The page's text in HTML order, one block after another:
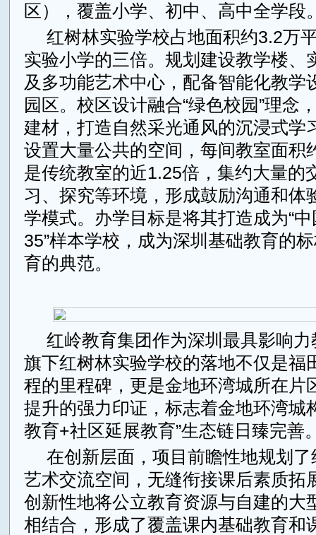
区），覆盖小学、初中、高中全学段
红树林实验学校占地面积约3.2万
实验小学的三倍。规划建设教学楼、
及多功能艺术中心，配备智能化教学
园区。校区设计融合“绿色校园”理念
建材，打造自然采光通风的沉浸式学
设置大量公共的空间，每间教室面积
是传统教室的近1.25倍，集约大量的
习、探究等环境，形成鼓励沟通和体
学模式。办学目标是将其打造成为“
35”样本学校，成为深圳基础教育的
育的典范。
红岭教育集团作为深圳最具影响
旗下红树林实验学校的落地不仅是福
程的里程碑，更是金地环湾城所在片
提升的强力印证，标志着金地环湾城
教育+社区延展教育”生态链日臻完善
在创新层面，项目前瞻性地规划
艺术交流空间，无缝衔接课后素质拓
创新性地将公立教育资源与自建的大
相结合，形成了覆盖课内基础教育和